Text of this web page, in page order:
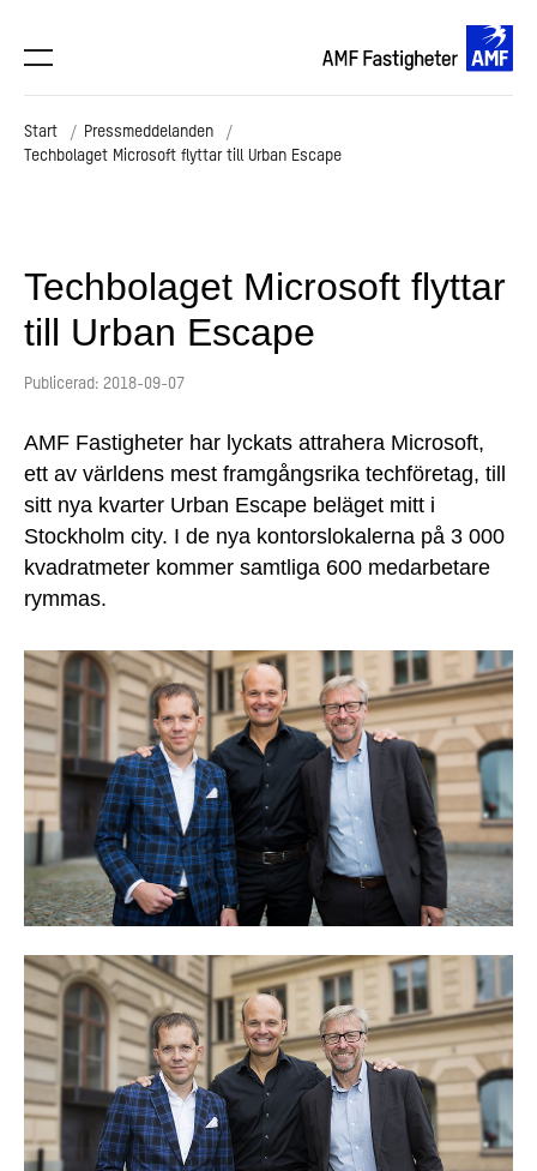
Start
Pressmeddelanden
Techbolaget Microsoft flyttar till Urban Escape
Techbolaget Microsoft flyttar
till Urban Escape
Publicerad: 2018-09-07
AMF Fastigheter har lyckats attrahera Microsoft,
ett av världens mest framgångsrika techföretag, till
sitt nya kvarter Urban Escape beläget mitt i
Stockholm city. I de nya kontorslokalerna på 3 000
kvadratmeter kommer samtliga 600 medarbetare
rymmas.